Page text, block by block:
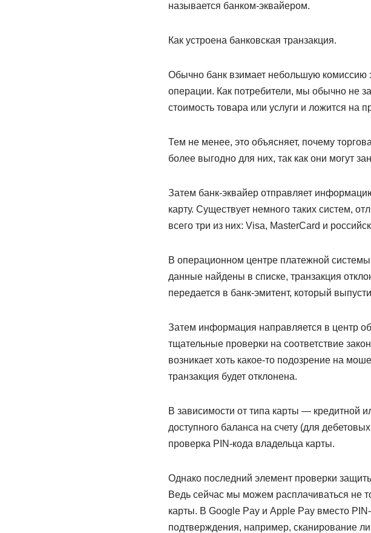
называется банком-эквайером.
Как устроена банковская транзакция.
Обычно банк взимает небольшую комиссию
операции. Как потребители, мы обычно не
стоимость товара или услуги и ложится на
Тем не менее, это объясняет, почему
более выгодно для них, так как они могут
Затем банк-эквайер отправляет
карту. Существует немного таких систем,
всего три из них: Visa, MasterCard и
В операционном центре платежной
данные найдены в списке, транзакция
передается в банк-эмитент, который
Затем информация направляется в центр
тщательные проверки на соответствие
возникает хоть какое-то подозрение на
транзакция будет отклонена.
В зависимости от типа карты — кредитной
доступного баланса на счету (для
проверка PIN-кода владельца карты.
Однако последний элемент проверки
Ведь сейчас мы можем расплачиваться не
карты. В Google Pay и Apple Pay вместо
подтверждения, например, сканирование